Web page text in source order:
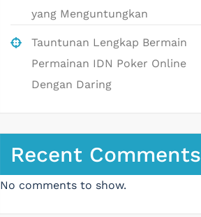
yang Menguntungkan
Tauntunan Lengkap Bermain
Permainan IDN Poker Online
Dengan Daring
Recent Comments
No comments to show.